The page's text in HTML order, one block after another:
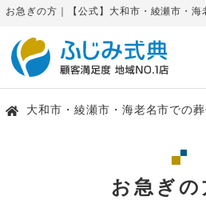
お急ぎの方｜【公式】大和市・綾瀬市・
大和市・綾瀬市・海老名市での
お急ぎの